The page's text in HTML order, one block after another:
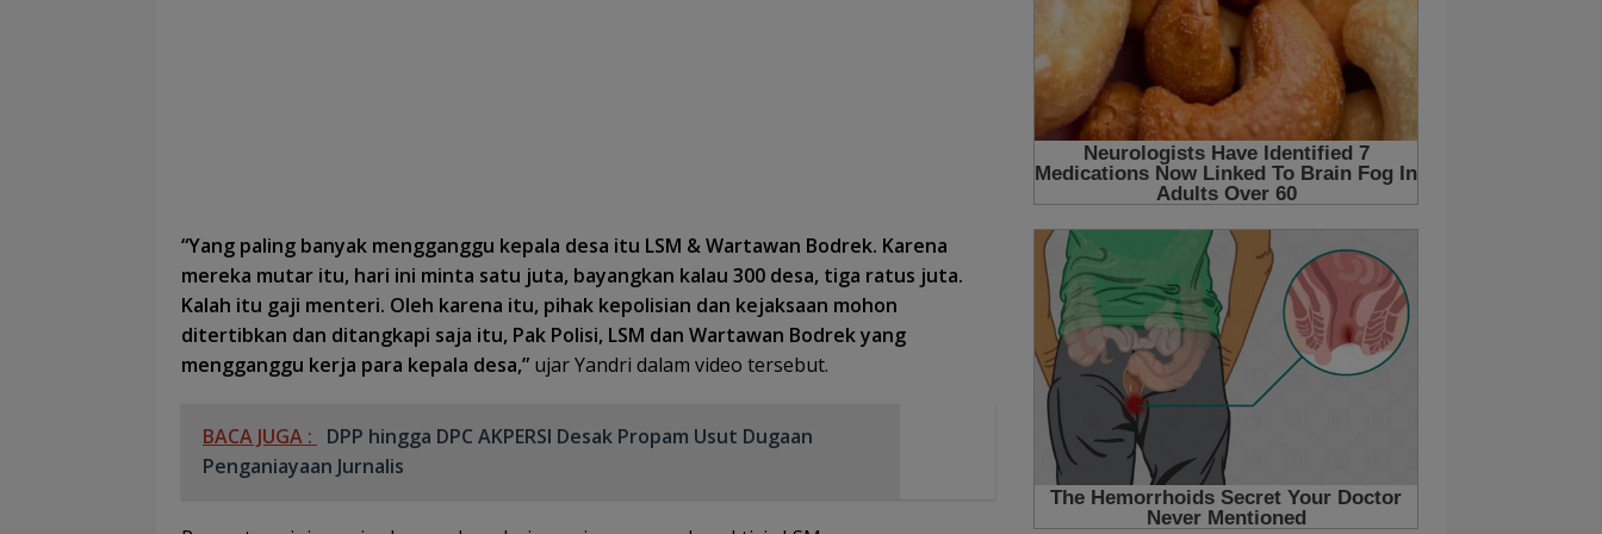
“Yang paling banyak mengganggu kepala desa itu LSM & Wartawan Bodrek. Karena
mereka mutar itu, hari ini minta satu juta, bayangkan kalau 300 desa, tiga ratus juta.
Kalah itu gaji menteri. Oleh karena itu, pihak kepolisian dan kejaksaan mohon
ditertibkan dan ditangkapi saja itu, Pak Polisi, LSM dan Wartawan Bodrek yang
mengganggu kerja para kepala desa,” ujar Yandri dalam video tersebut.
BACA JUGA :
DPP hingga DPC AKPERSI Desak Propam Usut Dugaan
Penganiayaan Jurnalis